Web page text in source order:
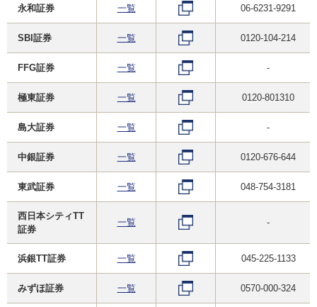
永和証券 一覧 06-6231-9291
SBI証券 一覧 0120-104-214
FFG証券 一覧 -
極東証券 一覧 0120-801310
島大証券 一覧 -
中銀証券 一覧 0120-676-644
東武証券 一覧 048-754-3181
西日本シティTT
証券
一覧 -
浜銀TT証券 一覧 045-225-1133
みずほ証券 一覧 0570-000-324